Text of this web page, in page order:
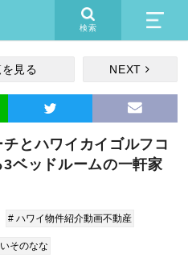
検索
見る NEXT
チとハワイカイゴルフコ
ベッドルームの一軒家
# ハワイ物件紹介動画不動産
そのなな